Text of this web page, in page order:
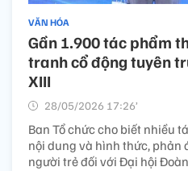
VĂN HÓA
Gần 1.900 tác phẩm
tranh cổ động tuyên
XIII
28/05/2026 17:26’
Ban Tổ chức cho biết nhiều
nội dung và hình thức, phản
người trẻ đối với Đại hội